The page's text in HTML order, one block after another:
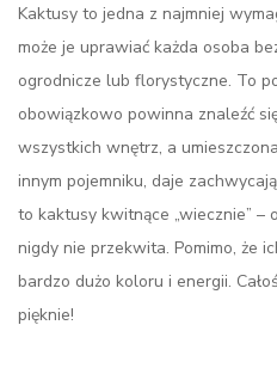
Kaktusy to jedna z najmniej
może je uprawiać każda osoba
ogrodnicze lub florystyczne. To
obowiązkowo powinna znaleźć
wszystkich wnętrz, a
innym pojemniku, daje
to kaktusy kwitnące „wiecznie” –
nigdy nie przekwita. Pomimo, że
bardzo dużo koloru i energii.
pięknie!